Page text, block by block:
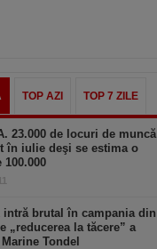
TOP AZI TOP 7 ZILE
23.000 de locuri de muncă
în iulie deşi se estima o
100.000
intră brutal în campania din
„reducerea la tăcere” a
Tondel